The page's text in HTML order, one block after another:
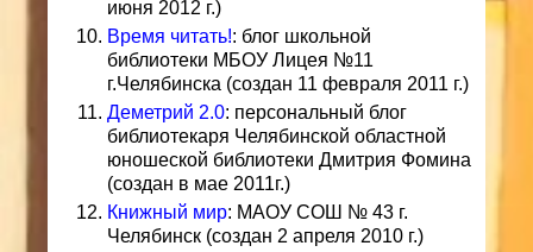
июня 2012 г.)
Время читать!: блог школьной
библиотеки МБОУ Лицея №11
г.Челябинска (создан 11 февраля 2011 г.)
Деметрий 2.0: персональный блог
библиотекаря Челябинской областной
юношеской библиотеки Дмитрия Фомина
(создан в мае 2011г.)
Книжный мир: МАОУ СОШ № 43 г.
Челябинск (создан 2 апреля 2010 г.)